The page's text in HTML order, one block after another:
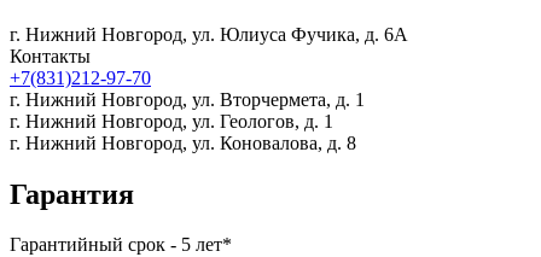
г. Нижний Новгород, ул. Юлиуса Фучика, д. 6А
Контакты
+7(831)212-97-70
г. Нижний Новгород, ул. Вторчермета, д. 1
г. Нижний Новгород, ул. Геологов, д. 1
г. Нижний Новгород, ул. Коновалова, д. 8
Гарантия
Гарантийный срок - 5 лет*